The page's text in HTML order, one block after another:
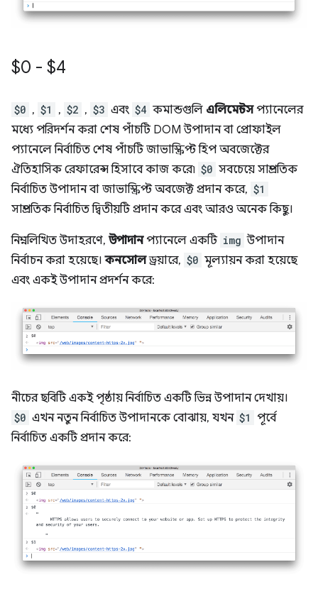
$0 - $4
$0 , $1 , $2 , $3 এবং $4 কমান্ডগুলি এলিমেন্টসপ্যানেলের
মধ্যে পরিদর্শন করা শেষ পাঁচটি DOM উপাদান বা প্রোফাইল
প্যানেলে নির্বাচিত শেষ পাঁচটি জাভাস্ক্রিপ্ট হিপ অবজেক্টের
ঐতিহাসিক রেফারেন্স হিসাবে কাজ করে৷ $0 সবচেয়ে সাম্প্রতিক
নির্বাচিত উপাদান বা জাভাস্ক্রিপ্ট অবজেক্ট প্রদান করে, $1
সাম্প্রতিক নির্বাচিত দ্বিতীয়টি প্রদান করে এবং আরও অনেক কিছু।
নিম্নলিখিত উদাহরণে, উপাদানপ্যানেলে একটি img উপাদান
নির্বাচন করা হয়েছে।কনসোলড্রয়ারে, $0 মূল্যায়ন করা হয়েছে
এবং একই উপাদান প্রদর্শন করে:
নীচের ছবিটি একই পৃষ্ঠায় নির্বাচিত একটি ভিন্ন উপাদান দেখায়।
$0 এখন নতুন নির্বাচিত উপাদানকে বোঝায়, যখন $1 পূর্বে
নির্বাচিত একটি প্রদান করে: